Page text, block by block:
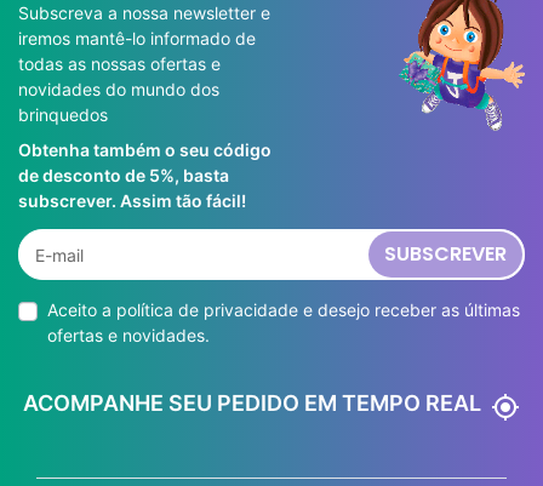
Subscreva a nossa newsletter e
iremos mantê-lo informado de
todas as nossas ofertas e
novidades do mundo dos
brinquedos
Obtenha também o seu código
de desconto de 5%, basta
subscrever. Assim tão fácil!
SUBSCREVER
Aceito a política de privacidade e desejo receber as últimas
ofertas e novidades.
ACOMPANHE SEU PEDIDO EM TEMPO REAL my_location